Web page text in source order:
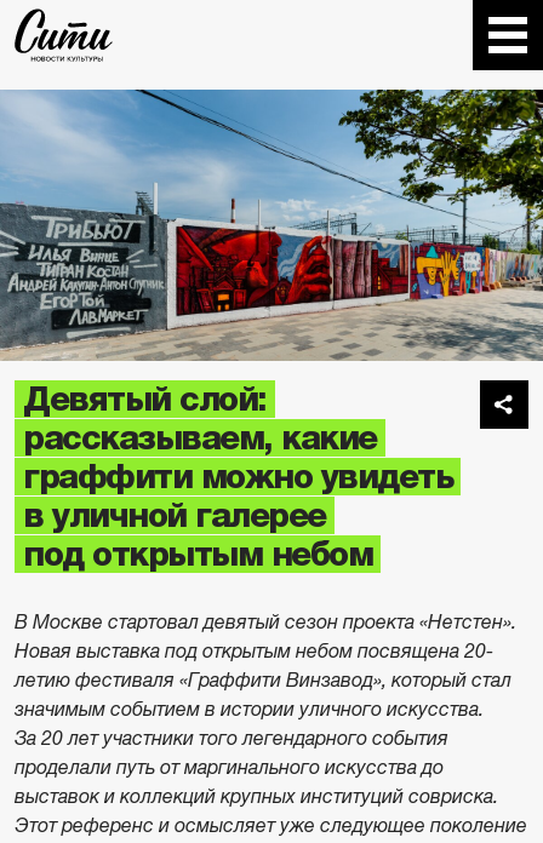
Девятый слой:
рассказываем, какие
граффити можно увидеть
в уличной галерее
под открытым небом
В Москве стартовал девятый сезон проекта «Нетстен».
Новая выставка под открытым небом посвящена 20-
летию фестиваля «Граффити Винзавод», который стал
значимым событием в истории уличного искусства.
За 20 лет участники того легендарного события
проделали путь от маргинального искусства до
выставок и коллекций крупных институций совриска.
Этот референс и осмысляет уже следующее поколение